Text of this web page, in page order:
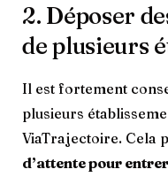
2. Déposer
de plusieurs
Il est fortement
plusieurs
ViaTrajectoire. Cela
d’attente pour